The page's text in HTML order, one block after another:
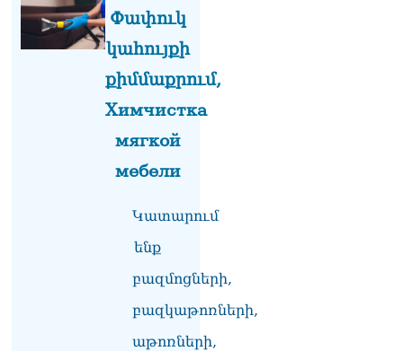
Փափուկ
կահույքի
քիմմաքրում,
Химчистка
мягкой
мебели
Կատարում
ենք
բազմոցների,
բազկաթոռների,
աթոռների,
քաղաքական
հակառակորդը». Ռուզան
տանելի ռեժիմով»․
«Ցավոք, կլինեն շրջաններ,
որտեղ կտեղա կարկուտ»․
Գագիկ Սուրենյան